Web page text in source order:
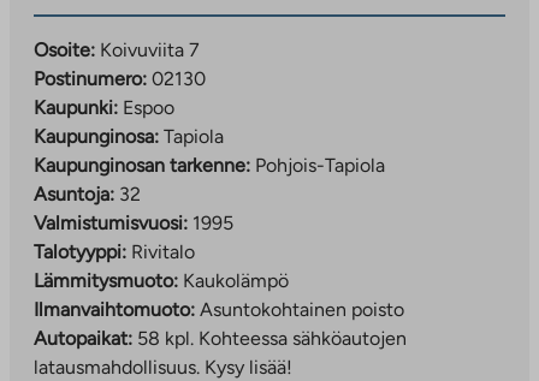
Osoite: Koivuviita 7
Postinumero: 02130
Kaupunki: Espoo
Kaupunginosa: Tapiola
Kaupunginosan tarkenne: Pohjois-Tapiola
Asuntoja: 32
Valmistumisvuosi: 1995
Talotyyppi: Rivitalo
Lämmitysmuoto: Kaukolämpö
Ilmanvaihtomuoto: Asuntokohtainen poisto
Autopaikat: 58 kpl. Kohteessa sähköautojen
latausmahdollisuus. Kysy lisää!